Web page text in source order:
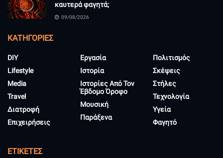
καυτερά φαγητά;
09/08/2026
KΑΤΗΓΟΡΊΕΣ
DIY
Lifestyle
Media
Travel
Διατροφή
Επιχειρήσεις
Εργασία
Ιστορία
Ιστορίες Από Τον
Έβδομο Όροφο
Μουσική
Παράξενα
Πολιτισμός
Σκέψεις
Στήλες
Τεχνολογία
Υγεία
Φαγητό
ΕΤΙΚΈΤΕΣ